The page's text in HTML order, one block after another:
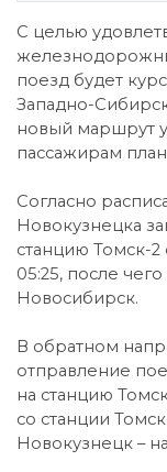
С целью
поезд будет
Западно-
новый маршрут
пассажирам
Согласно
Новокузнецка
станцию Томск-2
05:25, после
Новосибирск.
В обратном
отправление
на станцию
со станции
Новокузнецк –